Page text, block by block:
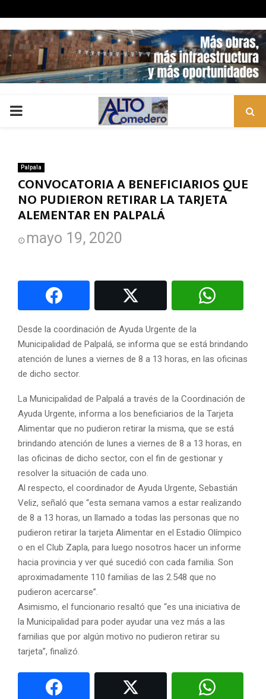
PRIMARY
Palpala
CONVOCATORIA A BENEFICIARIOS QUE
NO PUDIERON RETIRAR LA TARJETA
ALEMENTAR EN PALPALÁ
mayo 19, 2020
Desde la coordinación de Ayuda Urgente de la
Municipalidad de Palpalá, se informa que se está brindando
atención de lunes a viernes de 8 a 13 horas, en las oficinas
de dicho sector.
La Municipalidad de Palpalá a través de la Coordinación de
Ayuda Urgente, informa a los beneficiarios de la Tarjeta
Alimentar que no pudieron retirar la misma, que se está
brindando atención de lunes a viernes de 8 a 13 horas, en
las oficinas de dicho sector, con el fin de gestionar y
resolver la situación de cada uno.
Al respecto, el coordinador de Ayuda Urgente, Sebastián
Veliz, señaló que “esta semana vamos a estar realizando
de 8 a 13 horas, un llamado a todas las personas que no
pudieron retirar la tarjeta Alimentar en el Estadio Olímpico
o en el Club Zapla, para luego nosotros hacer un informe
hacia provincia y ver qué sucedió con cada familia. Son
aproximadamente 110 familias de las 2.548 que no
pudieron acercarse”.
Asimismo, el funcionario resaltó que “es una iniciativa de
la Municipalidad para poder ayudar una vez más a las
familias que por algún motivo no pudieron retirar su
tarjeta”, finalizó.